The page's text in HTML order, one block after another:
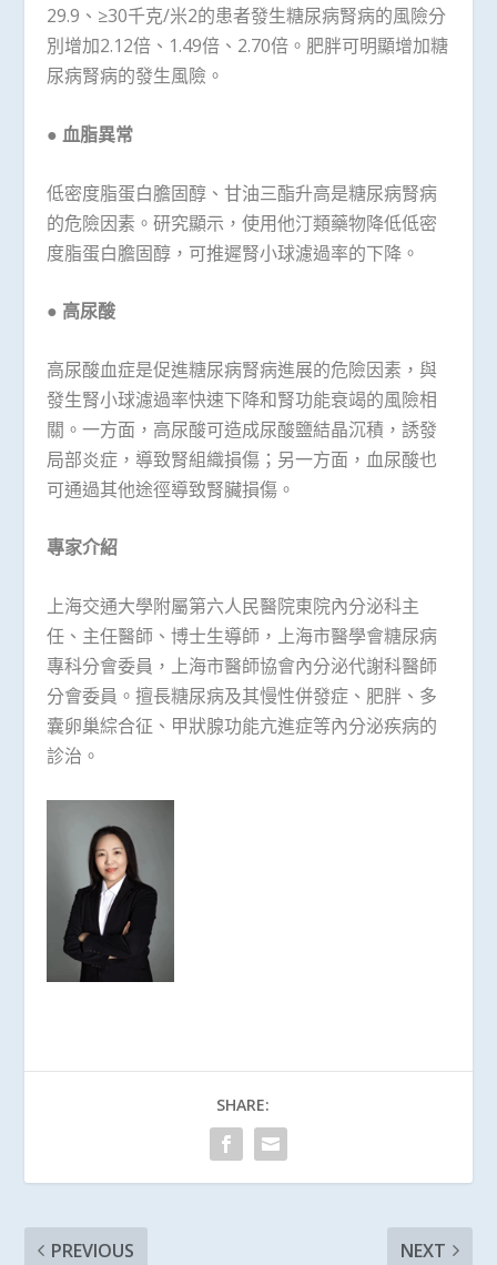
29.9、≥30千克/米2的患者發生糖尿病腎病的風險分
別增加2.12倍、1.49倍、2.70倍。肥胖可明顯增加糖
尿病腎病的發生風險。
● 血脂異常
低密度脂蛋白膽固醇、甘油三酯升高是糖尿病腎病
的危險因素。研究顯示，使用他汀類藥物降低低密
度脂蛋白膽固醇，可推遲腎小球濾過率的下降。
● 高尿酸
高尿酸血症是促進糖尿病腎病進展的危險因素，與
發生腎小球濾過率快速下降和腎功能衰竭的風險相
關。一方面，高尿酸可造成尿酸鹽結晶沉積，誘發
局部炎症，導致腎組織損傷；另一方面，血尿酸也
可通過其他途徑導致腎臟損傷。
專家介紹
上海交通大學附屬第六人民醫院東院內分泌科主
任、主任醫師、博士生導師，上海市醫學會糖尿病
專科分會委員，上海市醫師協會內分泌代謝科醫師
分會委員。擅長糖尿病及其慢性併發症、肥胖、多
囊卵巢綜合征、甲狀腺功能亢進症等內分泌疾病的
診治。
SHARE:
PREVIOUS NEXT